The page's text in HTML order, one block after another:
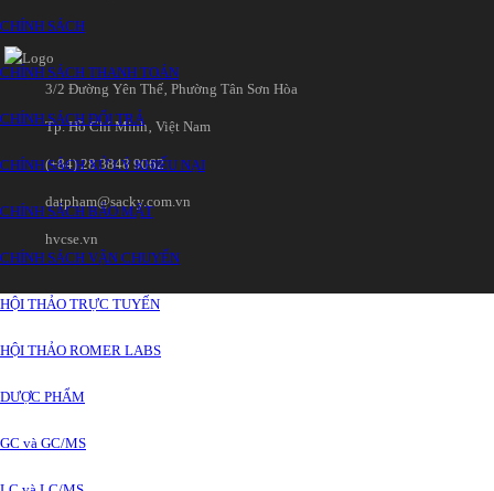
CHÍNH SÁCH
CHÍNH SÁCH THANH TOÁN
CHÍNH SÁCH ĐỔI TRẢ
CHÍNH SÁCH XỬ LÝ KHIẾU NẠI
CHÍNH SÁCH BẢO MẬT
CHÍNH SÁCH VẬN CHUYỂN
HỘI THẢO TRỰC TUYẾN
HỘI THẢO ROMER LABS
DƯỢC PHẨM
GC và GC/MS
3/2 Đường Yên Thế‚ Phường Tân Sơn Hòa
Tp. Hồ Chí Minh‚ Việt Nam
(+84) 28 3848 9062
datpham@sacky.com.vn
hvcse.vn